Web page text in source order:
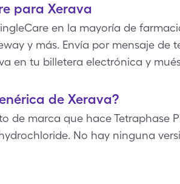
para Xerava
en la mayoría de
y más. Envía por mensaje
en tu billetera electrónica y
de Xerava?
de marca que hace Tetraphase
No hay ninguna